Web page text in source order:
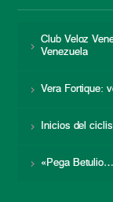
Club Veloz
Venezuela
Vera Fortique:
Inicios del
«Pega